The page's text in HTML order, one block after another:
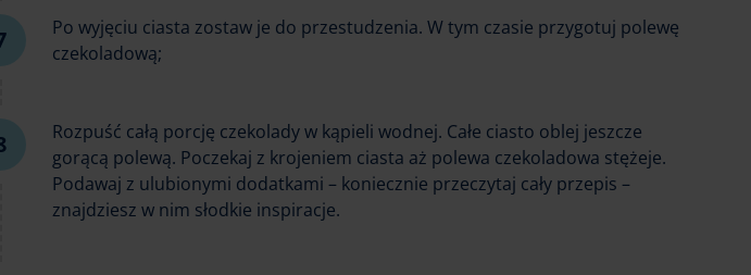
Po wyjęciu ciasta zostaw je do przestudzenia. W tym czasie przygotuj polewę
czekoladową;
Rozpuść całą porcję czekolady w kąpieli wodnej. Całe ciasto oblej jeszcze
gorącą polewą. Poczekaj z krojeniem ciasta aż polewa czekoladowa stężeje.
Podawaj z ulubionymi dodatkami – koniecznie przeczytaj cały przepis –
znajdziesz w nim słodkie inspiracje.